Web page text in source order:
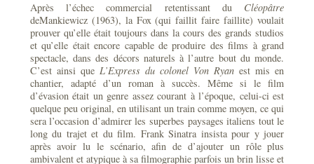
Après l’échec commercial retentissant du Cléopâtre
deMankiewicz (1963), la Fox (qui faillit faire faillite) voulait
prouver qu’elle était toujours dans la cours des grands studios
et qu’elle était encore capable de produire des films à grand
spectacle, dans des décors naturels à l’autre bout du monde.
C’est ainsi que L’Express du colonel Von Ryan est mis en
chantier, adapté d’un roman à succès. Même si le film
d’évasion était un genre assez courant à l’époque, celui-ci est
quelque peu original, en utilisant un train comme moyen, ce qui
sera l’occasion d’admirer les superbes paysages italiens tout le
long du trajet et du film. Frank Sinatra insista pour y jouer
après avoir lu le scénario, afin de d’ajouter un rôle plus
ambivalent et atypique à sa filmographie parfois un brin lisse et